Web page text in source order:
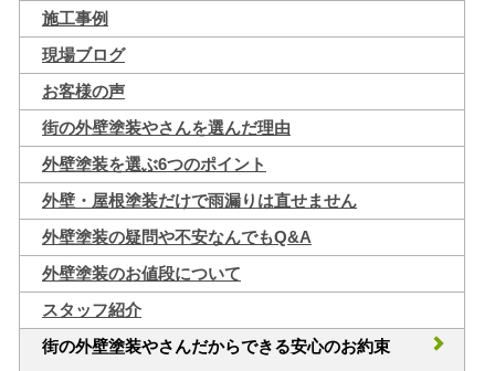
施工事例
現場ブログ
お客様の声
街の外壁塗装やさんを選んだ理由
外壁塗装を選ぶ6つのポイント
外壁・屋根塗装だけで雨漏りは直せません
外壁塗装の疑問や不安なんでもQ&A
外壁塗装のお値段について
スタッフ紹介
街の外壁塗装やさんだからできる安心のお約束